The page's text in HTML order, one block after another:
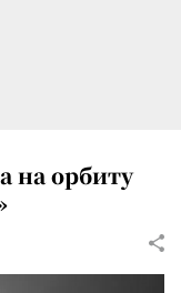
на орбиту